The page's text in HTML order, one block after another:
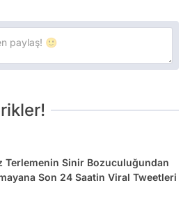
Terlemenin Sinir Bozuculuğundan
Son 24 Saatin Viral Tweetleri